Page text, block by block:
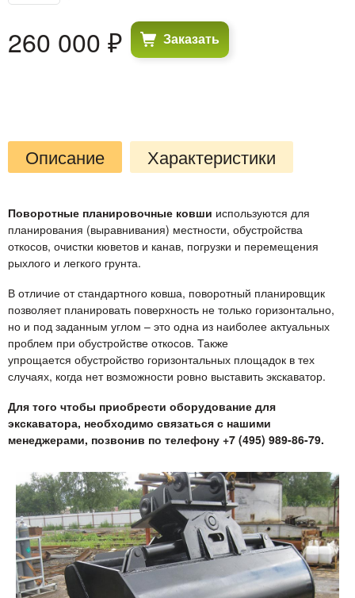
260 000 ₽ Заказать
Описание Характеристики
Поворотные планировочные ковши используются для
планирования (выравнивания) местности, обустройства
откосов, очистки кюветов и канав, погрузки и перемещения
рыхлого и легкого грунта.
В отличие от стандартного ковша, поворотный планировщик
позволяет планировать поверхность не только горизонтально,
но и под заданным углом – это одна из наиболее актуальных
проблем при обустройстве откосов. Также
упрощается обустройство горизонтальных площадок в тех
случаях, когда нет возможности ровно выставить экскаватор.
Для того чтобы приобрести оборудование для
экскаватора, необходимо связаться с нашими
менеджерами, позвонив по телефону +7 (495) 989-86-79.